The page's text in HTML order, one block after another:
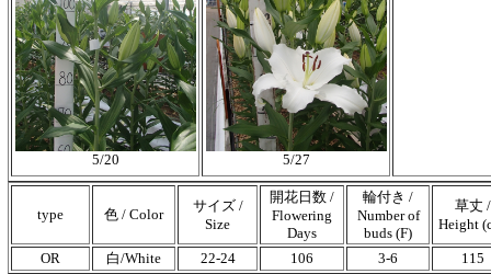
5/20 5/27
type 色 / Color
サイズ /
Size
開花日数 /
Flowering
Days
輪付き /
Number of
buds (F)
草丈 /
Height
OR 白/White 22-24 106 3-6 115